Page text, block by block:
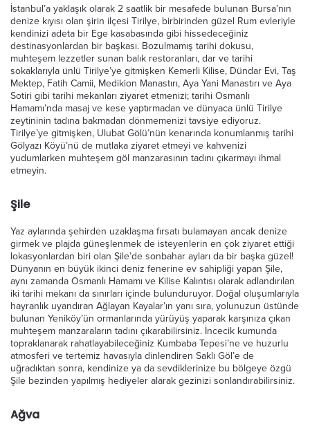
İstanbul’a yaklaşık olarak 2 saatlik bir mesafede bulunan Bursa’nın
denize kıyısı olan şirin ilçesi Tirilye, birbirinden güzel Rum evleriyle
kendinizi adeta bir Ege kasabasında gibi hissedeceğiniz
destinasyonlardan bir başkası. Bozulmamış tarihi dokusu,
muhteşem lezzetler sunan balık restoranları, dar ve tarihi
sokaklarıyla ünlü Tirilye’ye gitmişken Kemerli Kilise, Dündar Evi, Taş
Mektep, Fatih Camii, Medikion Manastırı, Aya Yani Manastırı ve Aya
Sotiri gibi tarihi mekanları ziyaret etmenizi; tarihi Osmanlı
Hamamı’nda masaj ve kese yaptırmadan ve dünyaca ünlü Tirilye
zeytininin tadına bakmadan dönmemenizi tavsiye ediyoruz.
Tirilye’ye gitmişken, Ulubat Gölü’nün kenarında konumlanmış tarihi
Gölyazı Köyü’nü de mutlaka ziyaret etmeyi ve kahvenizi
yudumlarken muhteşem göl manzarasının tadını çıkarmayı ihmal
etmeyin.
Şile
Yaz aylarında şehirden uzaklaşma fırsatı bulamayan ancak denize
girmek ve plajda güneşlenmek de isteyenlerin en çok ziyaret ettiği
lokasyonlardan biri olan Şile’de sonbahar ayları da bir başka güzel!
Dünyanın en büyük ikinci deniz fenerine ev sahipliği yapan Şile,
aynı zamanda Osmanlı Hamamı ve Kilise Kalıntısı olarak adlandırılan
iki tarihi mekanı da sınırları içinde bulunduruyor. Doğal oluşumlarıyla
hayranlık uyandıran Ağlayan Kayalar’ın yanı sıra, yolunuzun üstünde
bulunan Yeniköy’ün ormanlarında yürüyüş yaparak karşınıza çıkan
muhteşem manzaraların tadını çıkarabilirsiniz. İncecik kumunda
topraklanarak rahatlayabileceğiniz Kumbaba Tepesi’ne ve huzurlu
atmosferi ve tertemiz havasıyla dinlendiren Saklı Göl’e de
uğradıktan sonra, kendinize ya da sevdiklerinize bu bölgeye özgü
Şile bezinden yapılmış hediyeler alarak gezinizi sonlandırabilirsiniz.
Ağva